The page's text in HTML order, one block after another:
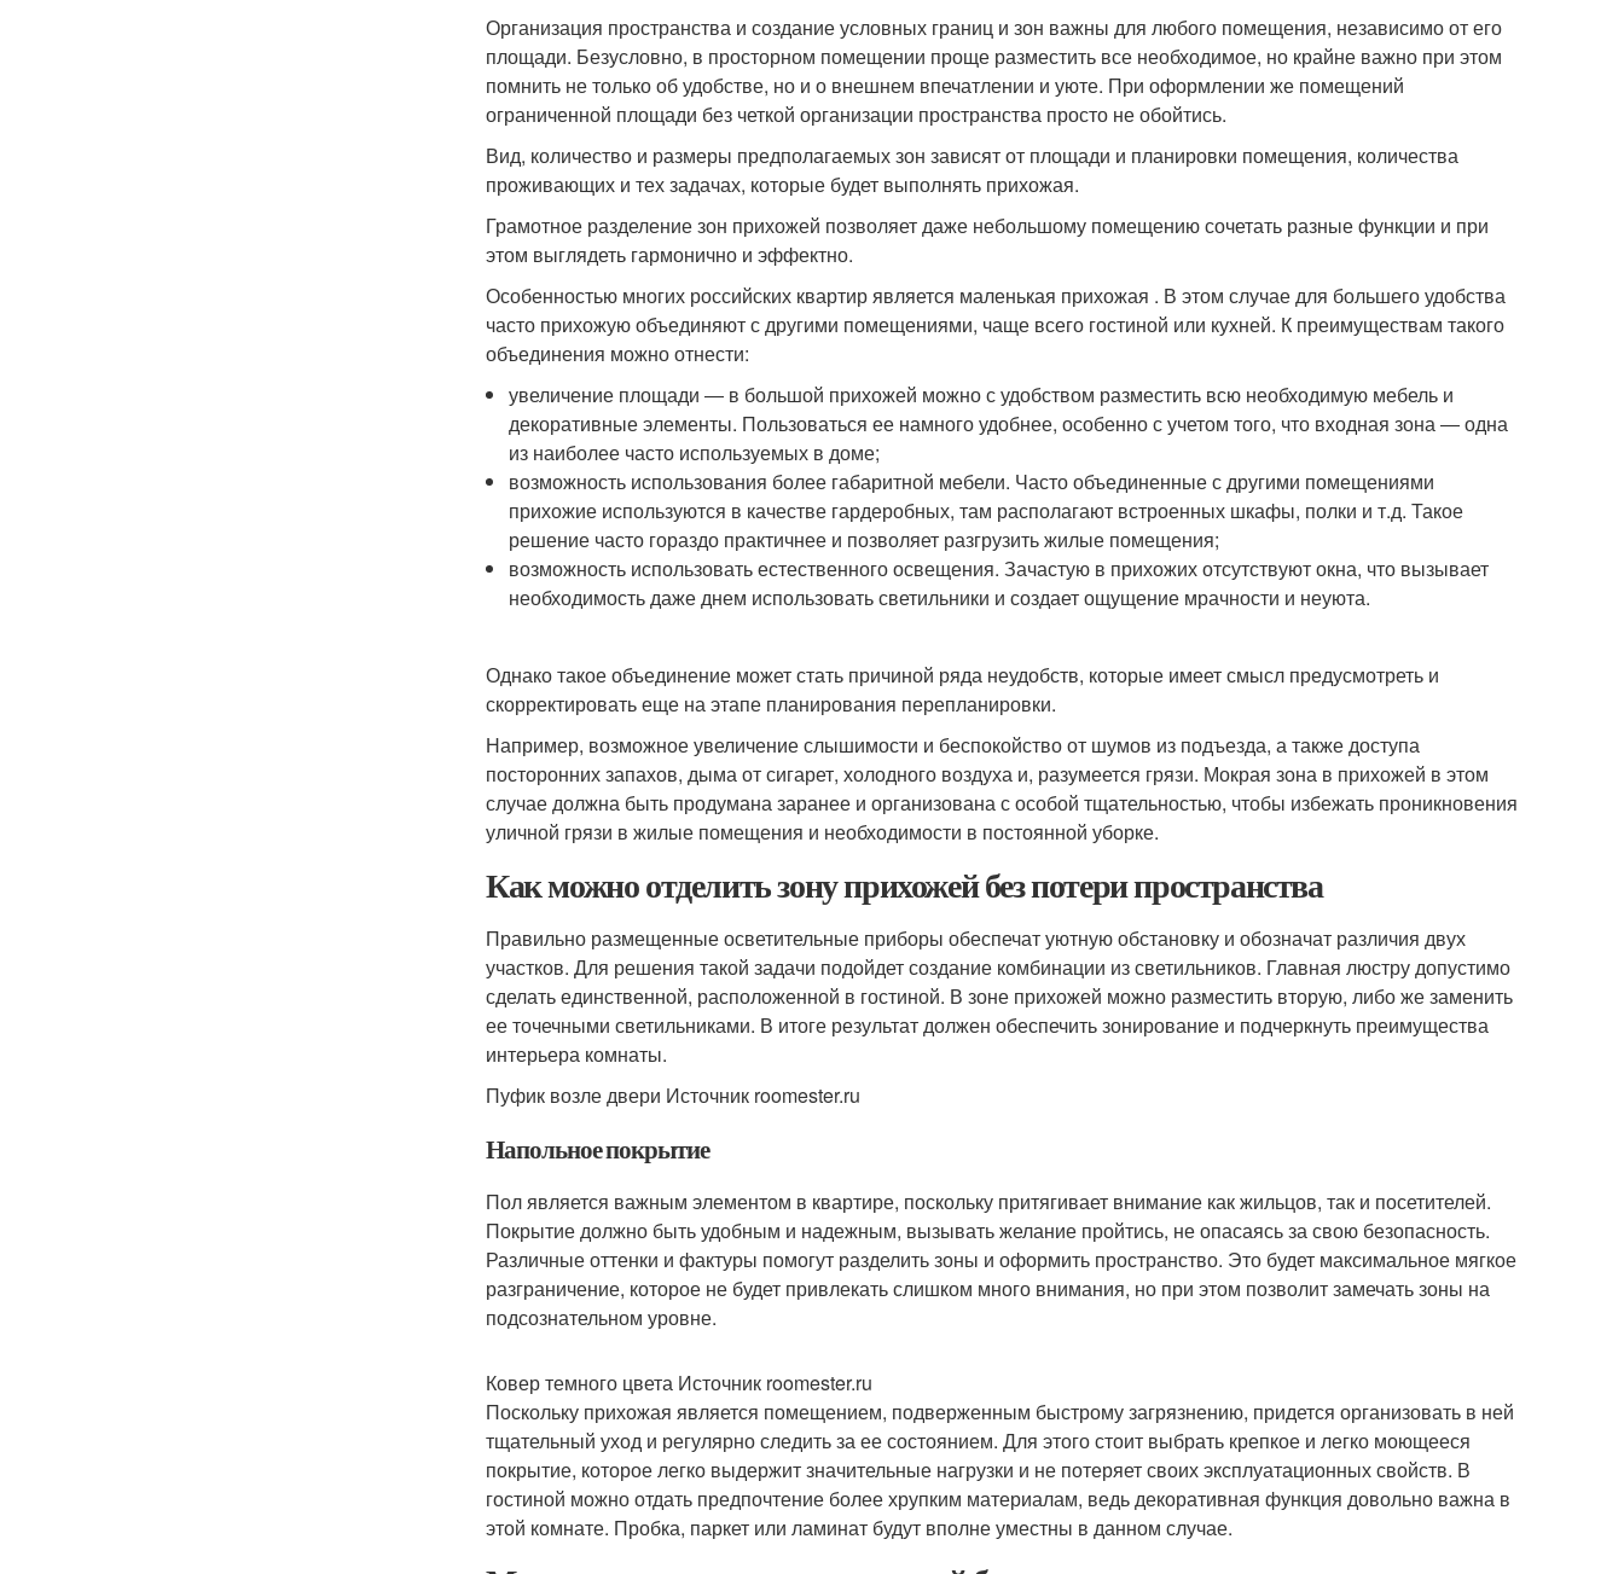
Организация пространства и создание условных границ и зон важны для любого помещения, независимо от его
площади. Безусловно, в просторном помещении проще разместить все необходимое, но крайне важно при этом
помнить не только об удобстве, но и о внешнем впечатлении и уюте. При оформлении же помещений
ограниченной площади без четкой организации пространства просто не обойтись.
Вид, количество и размеры предполагаемых зон зависят от площади и планировки помещения, количества
проживающих и тех задачах, которые будет выполнять прихожая.
Грамотное разделение зон прихожей позволяет даже небольшому помещению сочетать разные функции и при
этом выглядеть гармонично и эффектно.
Особенностью многих российских квартир является маленькая прихожая . В этом случае для большего удобства
часто прихожую объединяют с другими помещениями, чаще всего гостиной или кухней. К преимуществам такого
объединения можно отнести:
увеличение площади ― в большой прихожей можно с удобством разместить всю необходимую мебель и
декоративные элементы. Пользоваться ее намного удобнее, особенно с учетом того, что входная зона ― одна
из наиболее часто используемых в доме;
возможность использования более габаритной мебели. Часто объединенные с другими помещениями
прихожие используются в качестве гардеробных, там располагают встроенных шкафы, полки и т.д. Такое
решение часто гораздо практичнее и позволяет разгрузить жилые помещения;
возможность использовать естественного освещения. Зачастую в прихожих отсутствуют окна, что вызывает
необходимость даже днем использовать светильники и создает ощущение мрачности и неуюта.
Однако такое объединение может стать причиной ряда неудобств, которые имеет смысл предусмотреть и
скорректировать еще на этапе планирования перепланировки.
Например, возможное увеличение слышимости и беспокойство от шумов из подъезда, а также доступа
посторонних запахов, дыма от сигарет, холодного воздуха и, разумеется грязи. Мокрая зона в прихожей в этом
случае должна быть продумана заранее и организована с особой тщательностью, чтобы избежать проникновения
уличной грязи в жилые помещения и необходимости в постоянной уборке.
Как можно отделить зону прихожей без потери пространства
Правильно размещенные осветительные приборы обеспечат уютную обстановку и обозначат различия двух
участков. Для решения такой задачи подойдет создание комбинации из светильников. Главная люстру допустимо
сделать единственной, расположенной в гостиной. В зоне прихожей можно разместить вторую, либо же заменить
ее точечными светильниками. В итоге результат должен обеспечить зонирование и подчеркнуть преимущества
интерьера комнаты.
Пуфик возле двери Источник roomester.ru
Напольное покрытие
Пол является важным элементом в квартире, поскольку притягивает внимание как жильцов, так и посетителей.
Покрытие должно быть удобным и надежным, вызывать желание пройтись, не опасаясь за свою безопасность.
Различные оттенки и фактуры помогут разделить зоны и оформить пространство. Это будет максимальное мягкое
разграничение, которое не будет привлекать слишком много внимания, но при этом позволит замечать зоны на
подсознательном уровне.
Ковер темного цвета Источник roomester.ru
Поскольку прихожая является помещением, подверженным быстрому загрязнению, придется организовать в ней
тщательный уход и регулярно следить за ее состоянием. Для этого стоит выбрать крепкое и легко моющееся
покрытие, которое легко выдержит значительные нагрузки и не потеряет своих эксплуатационных свойств. В
гостиной можно отдать предпочтение более хрупким материалам, ведь декоративная функция довольно важна в
этой комнате. Пробка, паркет или ламинат будут вполне уместны в данном случае.